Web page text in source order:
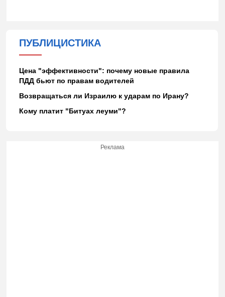
ПУБЛИЦИСТИКА
Цена "эффективности": почему новые правила
ПДД бьют по правам водителей
Возвращаться ли Израилю к ударам по Ирану?
Кому платит "Битуах леуми"?
Реклама